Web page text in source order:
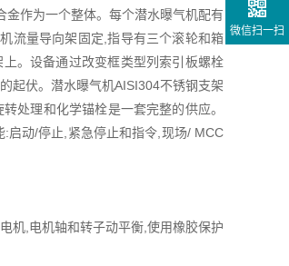
作为一个整体。每个潜水曝气机配有
流量导向架固定,指导有三个滚轮和箱
。设备通过改变框类型列索引板螺栓
起伏。潜水曝气机AISI304不锈钢支架
处理和化学锚栓是一套完整的供应。
启动/停止,紧急停止和指令,现场/ MCC
,电机轴和转子动平衡,使用橡胶保护
微信扫一扫